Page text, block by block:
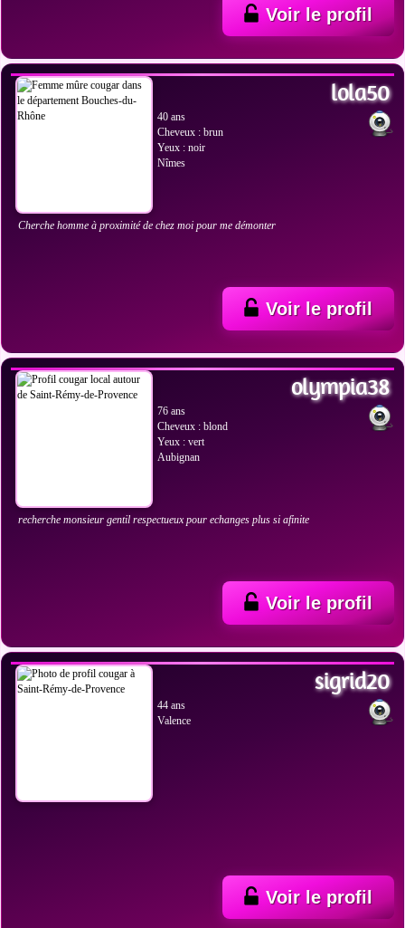
Voir le profil
VOIR LES PHOTOS
lola50
40 ans
Cheveux : brun
Yeux : noir
Nîmes
Cherche homme à proximité de chez moi pour me démonter
Voir le profil
olympia38
76 ans
Cheveux : blond
Yeux : vert
Aubignan
recherche monsieur gentil respectueux pour echanges plus si afinite
Voir le profil
sigrid20
44 ans
Valence
Voir le profil